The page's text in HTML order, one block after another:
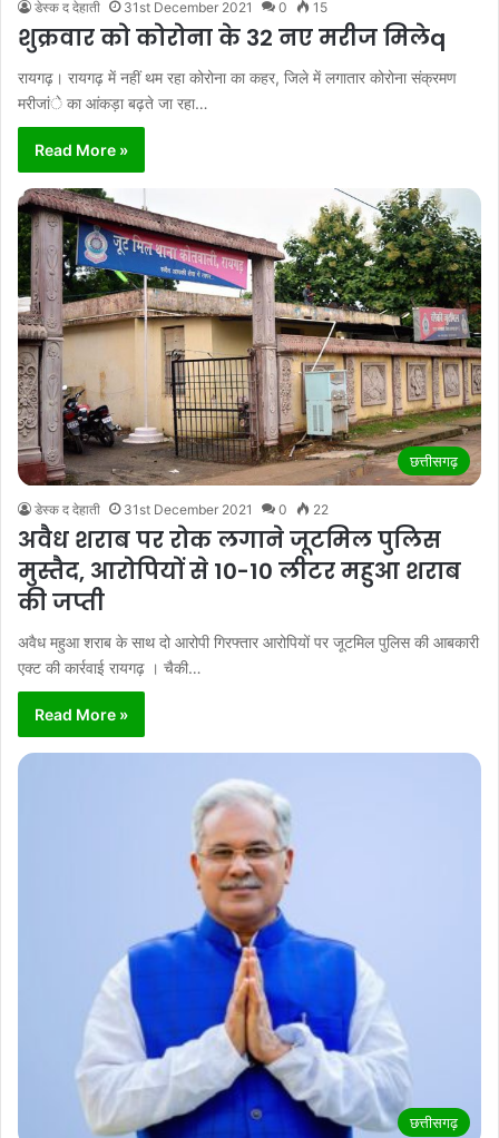
डेस्क द देहाती 31st December 2021 0 15
शुक्रवार को कोरोना के 32 नए मरीज मिलेq
रायगढ़। रायगढ़ में नहीं थम रहा कोरोना का कहर, जिले में लगातार कोरोना संक्रमण
मरीजांे का आंकड़ा बढ़ते जा रहा…
Read More »
छत्तीसगढ़
डेस्क द देहाती 31st December 2021 0 22
अवैध शराब पर रोक लगाने जूटमिल पुलिस
मुस्तैद, आरोपियों से 10-10 लीटर महुआ शराब
की जप्ती
अवैध महुआ शराब के साथ दो आरोपी गिरफ्तार आरोपियों पर जूटमिल पुलिस की आबकारी
एक्ट की कार्रवाई रायगढ़ । चैकी…
Read More »
छत्तीसगढ़